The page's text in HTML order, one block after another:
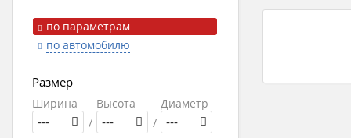
по параметрам
по автомобилю
Размер
Ширина
--- /
Высота
--- /
Диаметр
---